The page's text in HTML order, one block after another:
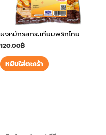
ผงหมักรสกระเทียมพริกไทย
120.00฿
หยิบใส่ตะกร้า